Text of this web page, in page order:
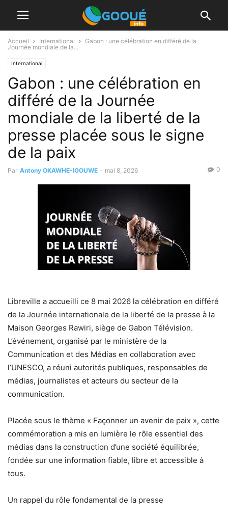
Accueil International
Gabon : une célébration en différé de la
Journée mondiale de la...
International
Gabon : une célébration en
différé de la Journée
mondiale de la liberté de la
presse placée sous le signe
de la paix
Par Antony OKAWHE-IGOUWE - mai 8, 2026 0
Libreville a accueilli ce 8 mai 2026 la célébration en différé
de la Journée internationale de la liberté de la presse à la
Maison Georges Rawiri, siège de Gabon Télévision.
L’événement, organisé par le ministère de la
Communication et des Médias en collaboration avec
l’UNESCO, a réuni autorités publiques, responsables de
médias, journalistes et acteurs du secteur de la
communication.
Placée sous le thème « Façonner un avenir de paix », cette
commémoration a mis en lumière le rôle essentiel des
médias dans la construction d’une société équilibrée,
fondée sur une information fiable, libre et accessible à
tous.
Un rappel du rôle fondamental de la presse